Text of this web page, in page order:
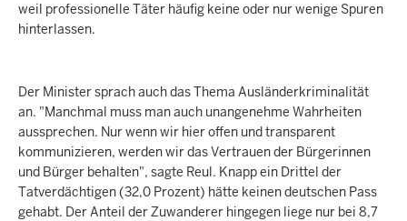
weil professionelle Täter häufig keine oder nur wenige Spuren
hinterlassen.
Der Minister sprach auch das Thema Ausländerkriminalität
an. "Manchmal muss man auch unangenehme Wahrheiten
aussprechen. Nur wenn wir hier offen und transparent
kommunizieren, werden wir das Vertrauen der Bürgerinnen
und Bürger behalten", sagte Reul. Knapp ein Drittel der
Tatverdächtigen (32,0 Prozent) hätte keinen deutschen Pass
gehabt. Der Anteil der Zuwanderer hingegen liege nur bei 8,7